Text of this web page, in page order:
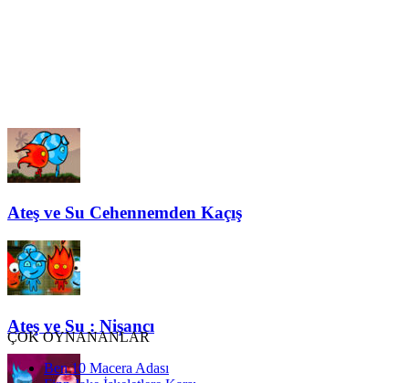
Ateş ve Su Cehennemden Kaçış
Ateş ve Su : Nişancı
ÇOK OYNANANLAR
Ben 10 Macera Adası